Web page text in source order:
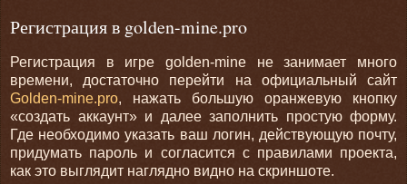
Регистрация в golden-mine.pro
Регистрация в игре golden-mine не занимает много
времени, достаточно перейти на официальный сайт
Golden-mine.pro, нажать большую оранжевую кнопку
«создать аккаунт» и далее заполнить простую форму.
Где необходимо указать ваш логин, действующую почту,
придумать пароль и согласится с правилами проекта,
как это выглядит наглядно видно на скриншоте.